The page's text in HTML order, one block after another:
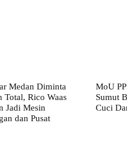
Medan Diminta
Total, Rico Waas
Jadi Mesin
dan Pusat
MoU
Sumut
Cuci